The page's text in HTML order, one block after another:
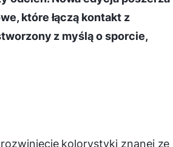
które łączą kontakt z
z myślą o sporcie,
kolorystyki znanej ze